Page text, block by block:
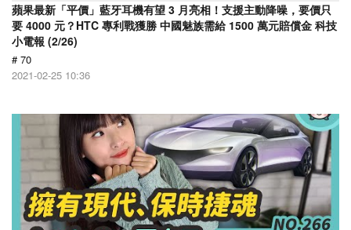
蘋果最新「平價」藍牙耳機有望 3 月亮相！支援主動降噪，要價只
要 4000 元？HTC 專利戰獲勝 中國魅族需給 1500 萬元賠償金 科技
小電報 (2/26)
# 70
2021-02-25 10:36